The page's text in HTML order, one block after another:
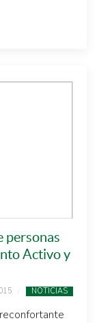
personas
Activo y
NOTICIAS